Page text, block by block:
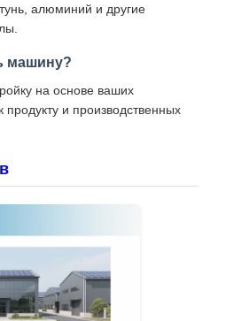
алюминий и другие
машину?
на основе ваших
продукту и производственных